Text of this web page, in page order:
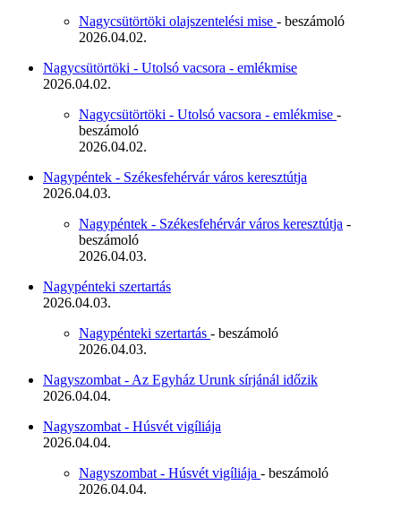
Nagycsütörtöki olajszentelési mise - beszámoló
2026.04.02.
Nagycsütörtöki - Utolsó vacsora - emlékmise
2026.04.02.
Nagycsütörtöki - Utolsó vacsora - emlékmise -
beszámoló
2026.04.02.
Nagypéntek - Székesfehérvár város keresztútja
2026.04.03.
Nagypéntek - Székesfehérvár város keresztútja -
beszámoló
2026.04.03.
Nagypénteki szertartás
2026.04.03.
Nagypénteki szertartás - beszámoló
2026.04.03.
Nagyszombat - Az Egyház Urunk sírjánál időzik
2026.04.04.
Nagyszombat - Húsvét vigíliája
2026.04.04.
Nagyszombat - Húsvét vigíliája - beszámoló
2026.04.04.